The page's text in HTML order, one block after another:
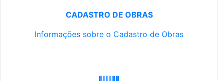
CADASTRO DE OBRAS
Informações sobre o Cadastro de Obras